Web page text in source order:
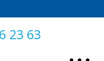
23 63